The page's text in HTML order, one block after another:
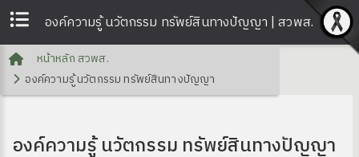
องค์ความรู้ นวัตกรรม ทรัพย์สินทางปัญญา | สวพส.
หน้าหลัก สวพส.
องค์ความรู้ นวัตกรรม ทรัพย์สินทางปัญญา
องค์ความรู้ นวัตกรรม ทรัพย์สินทางปัญญา